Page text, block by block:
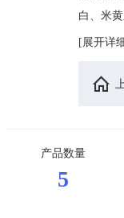
白、米
[展开详
产品数量
5